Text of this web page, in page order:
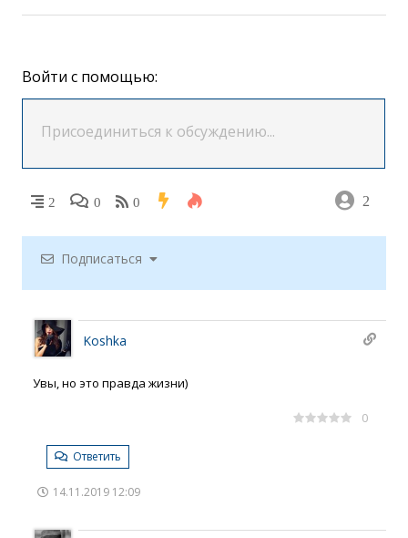
Войти с помощью:
2 0 0 2
Подписаться
Koshka
Увы, но это правда жизни)
0
Ответить
14.11.2019 12:09